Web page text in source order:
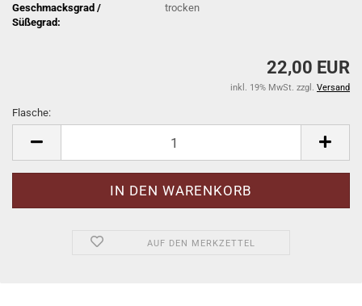
Geschmacksgrad /
Süßegrad:
trocken
22,00 EUR
inkl. 19% MwSt. zzgl. Versand
Flasche:
AUF DEN MERKZETTEL